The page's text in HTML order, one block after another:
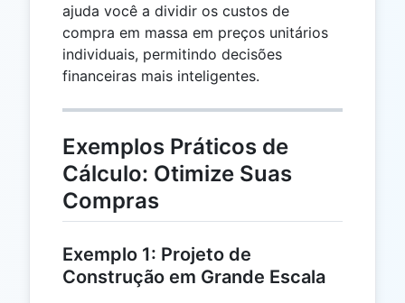
ajuda você a dividir os custos de
compra em massa em preços unitários
individuais, permitindo decisões
financeiras mais inteligentes.
Exemplos Práticos de
Cálculo: Otimize Suas
Compras
Exemplo 1: Projeto de
Construção em Grande Escala